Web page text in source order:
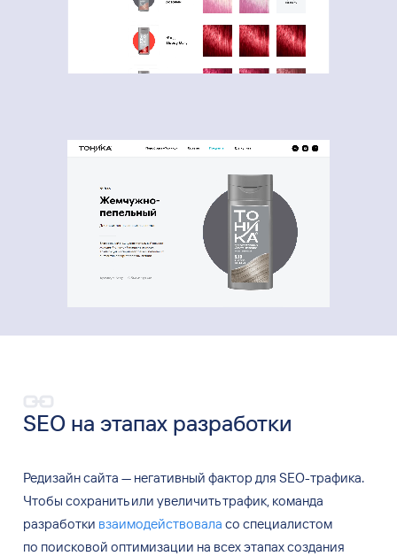
SEO на этапах разработки
Редизайн сайта — негативный фактор для SEO-трафика.
Чтобы сохранить или увеличить трафик, команда
разработки взаимодействовала со специалистом
по поисковой оптимизации на всех этапах создания